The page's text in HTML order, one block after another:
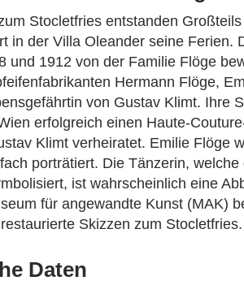
Stocletfries entstanden
in der Villa Oleander seine Ferien.
und 1912 von der Familie Flöge
Hermann Flöge,
von Gustav Klimt. Ihre
erfolgreich einen Haute-
Klimt verheiratet. Emilie Flöge
porträtiert. Die Tänzerin,
ist wahrscheinlich eine
für angewandte Kunst (MAK)
Skizzen zum Stocletfries.
Daten